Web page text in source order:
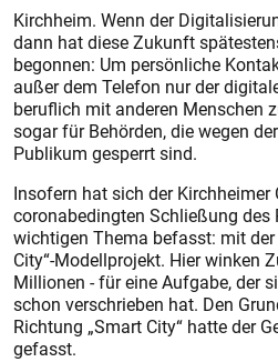
Kirchheim. Wenn der
dann hat diese Zukunft
begonnen: Um persönliche
außer dem Telefon nur der
beruflich mit anderen Menschen
sogar für Behörden, die wegen
Publikum gesperrt sind.
Insofern hat sich der Kirchheimer
coronabedingten Schließung
wichtigen Thema befasst: mit
City“-Modellprojekt. Hier winken
Millionen - für eine Aufgabe, der
schon verschrieben hat. Den
Richtung „Smart City“ hatte der
gefasst.